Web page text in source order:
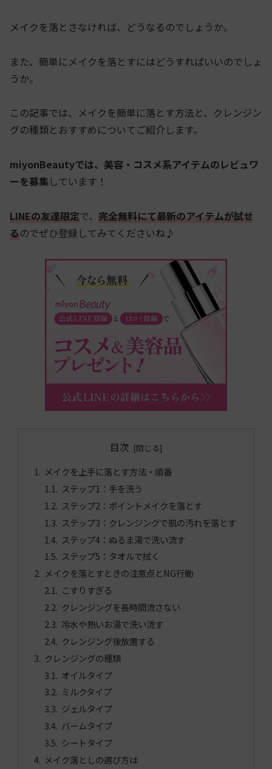
メイクを落とさなければ、どうなるのでしょうか。
また、簡単にメイクを落とすにはどうすればいいのでしょ
うか。
この記事では、メイクを簡単に落とす方法と、クレンジン
グの種類とおすすめについてご紹介します。
miyonBeautyでは、美容・コスメ系アイテムのレビュワ
ーを募集 しています！
LINEの友達限定で、 完全無料にて最新のアイテムが試せ
るのでぜひ登録してみてくださいね♪
目次
メイクを上手に落とす方法・順番
ステップ1：手を洗う
ステップ2：ポイントメイクを落とす
ステップ3：クレンジングで肌の汚れを落とす
ステップ4：ぬるま湯で洗い流す
ステップ5：タオルで拭く
メイクを落とすときの注意点とNG行動
こすりすぎる
クレンジングを長時間流さない
冷水や熱いお湯で洗い流す
クレンジング後放置する
クレンジングの種類
オイルタイプ
ミルクタイプ
ジェルタイプ
バームタイプ
シートタイプ
メイク落としの選び方は